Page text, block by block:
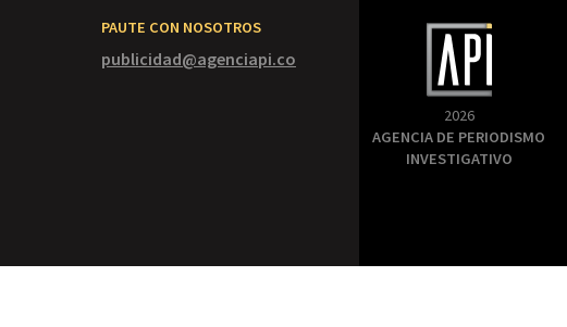
PAUTE CON NOSOTROS
publicidad@agenciapi.co
2026
AGENCIA DE PERIODISMO
INVESTIGATIVO